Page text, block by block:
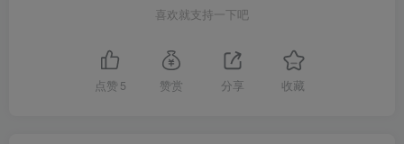
喜欢就支持一下吧
点赞 5 赞赏 分享 收藏